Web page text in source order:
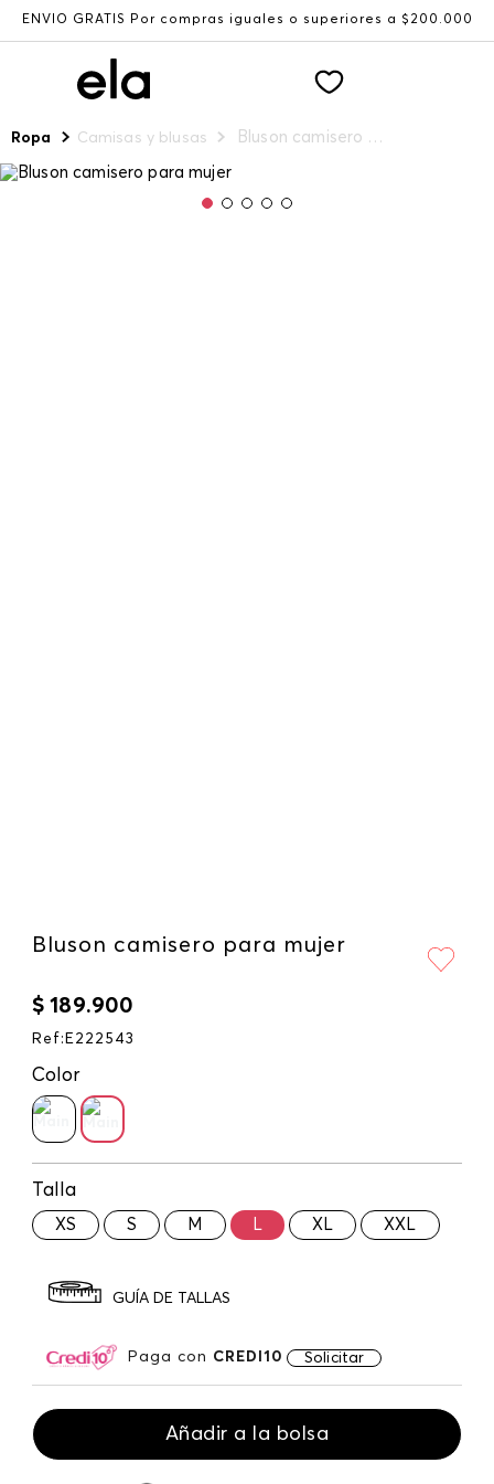
ENVÍO GRATIS Por compras iguales o superiores a $200.000
Ropa Camisas y blusas Bluson camisero para mujer
Bluson camisero para mujer
$ 189.900
Ref : E222543
Color
Talla
XS S M L XL XXL
GUÍA DE TALLAS
Paga con CREDI10 Solicitar
Añadir a la bolsa